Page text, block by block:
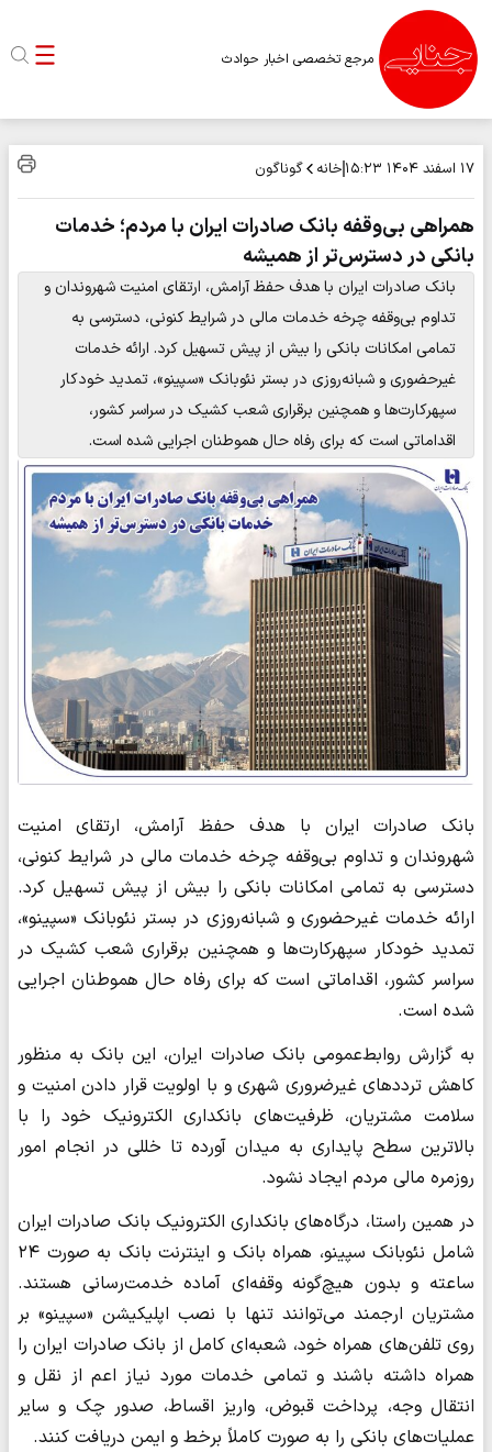
مرجع تخصصی اخبار حوادث
۱۷ اسفند ۱۴۰۴ ۱۵:۲۳ خانه گوناگون
همراهی بی‌وقفه بانک صادرات ایران با مردم؛ خدمات
بانکی در دسترس‌تر از همیشه
​بانک صادرات ایران با هدف حفظ آرامش، ارتقای امنیت شهروندان و
تداوم بی‌وقفه چرخه خدمات مالی در شرایط کنونی، دسترسی به
تمامی امکانات بانکی را بیش از پیش تسهیل کرد. ارائه خدمات
غیرحضوری و شبانه‌روزی در بستر نئوبانک «سپینو»، تمدید خودکار
سپهرکارت‌ها و همچنین برقراری شعب کشیک در سراسر کشور،
اقداماتی است که برای رفاه حال هموطنان اجرایی شده است.
​بانک صادرات ایران با هدف حفظ آرامش، ارتقای امنیت
شهروندان و تداوم بی‌وقفه چرخه خدمات مالی در شرایط کنونی،
دسترسی به تمامی امکانات بانکی را بیش از پیش تسهیل کرد.
ارائه خدمات غیرحضوری و شبانه‌روزی در بستر نئوبانک «سپینو»،
تمدید خودکار سپهرکارت‌ها و همچنین برقراری شعب کشیک در
سراسر کشور، اقداماتی است که برای رفاه حال هموطنان اجرایی
شده است.
به گزارش روابط‌عمومی بانک صادرات ایران، این بانک به منظور
کاهش ترددهای غیرضروری شهری و با اولویت قرار دادن امنیت و
سلامت مشتریان، ظرفیت‌های بانکداری الکترونیک خود را با
بالاترین سطح پایداری به میدان آورده تا خللی در انجام امور
روزمره مالی مردم ایجاد نشود.
در همین راستا، درگاه‌های بانکداری الکترونیک بانک صادرات ایران
شامل نئوبانک سپینو، همراه بانک و اینترنت بانک به صورت ۲۴
ساعته و بدون هیچ‌گونه وقفه‌ای آماده خدمت‌رسانی هستند.
مشتریان ارجمند می‌توانند تنها با نصب اپلیکیشن «سپینو» بر
روی تلفن‌های همراه خود، شعبه‌ای کامل از بانک صادرات ایران را
همراه داشته باشند و تمامی خدمات مورد نیاز اعم از نقل و
انتقال وجه، پرداخت قبوض، واریز اقساط، صدور چک و سایر
عملیات‌های بانکی را به صورت کاملاً برخط و ایمن دریافت کنند.